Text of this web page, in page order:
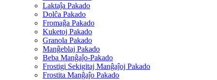
Laktaĵa Pakado
Dolĉa Pakado
Fromaĝa Pakado
Kuketoj Pakado
Granola Pakado
Manĝeblaj Pakado
Beba Manĝaĵo-Pakado
Frostigi Sekigitaj Manĝaĵoj Pakado
Frostita Manĝaĵo Pakado